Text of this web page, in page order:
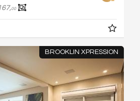
167,00
BROOKLIN XPRESSION